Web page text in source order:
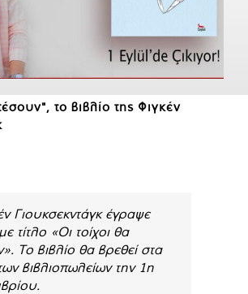
το βιβλίο της Φιγκέν
Γιουκσεκντάγκ έγραψε
τίτλο «Οι τοίχοι θα
Το βιβλίο θα βρεθεί στα
βιβλιοπωλείων την 1η